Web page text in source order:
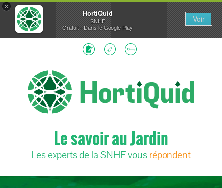
×
HortiQuid
SNHF
Gratuit - Dans le Google Play
Voir
Le savoir au Jardin
Les experts de la SNHF vousrépondent